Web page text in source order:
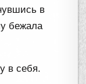
в
бежала
в себя.